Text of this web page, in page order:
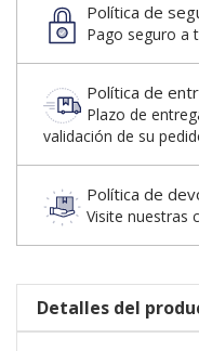
Política de
Pago seguro a
Política de
Plazo de
validación de su
Política de
Visite nuestras
Detalles del